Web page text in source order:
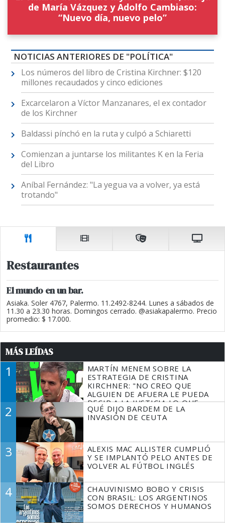
de María Vázquez y Adolfo Cambiaso:
“Nuevo día, nuevo pelo”
NOTICIAS ANTERIORES DE "POLÍTICA"
Los números del libro de Cristina Kirchner: $120
millones recaudados y cinco ediciones
Excarcelaron a Víctor Manzanares, el ex contador
de los Kirchner
Baldassi pínchó en la ruta y culpó a Schiaretti
Comienzan a juntarse los militantes K en la Feria
del Libro
Aníbal Fernández: "La yegua va a volver, ya está
trotando"
Restaurantes
El mundo en un bar.
Asiaka. Soler 4767, Palermo. 11.2492-8244. Lunes a sábados de
11.30 a 23.30 horas. Domingos cerrado. @asiakapalermo. Precio
promedio: $ 17.000.
MÁS LEÍDAS
1
MARTÍN MENEM SOBRE LA
ESTRATEGIA DE CRISTINA
KIRCHNER: "NO CREO QUE
ALGUIEN DE AFUERA LE PUEDA
DECIR A LA JUSTICIA LO QUE
TIENE QUE HACER"
2
QUÉ DIJO BARDEM DE LA
INVASIÓN DE CEUTA
3
ALEXIS MAC ALLISTER CUMPLIÓ
Y SE IMPLANTÓ PELO ANTES DE
VOLVER AL FÚTBOL INGLÉS
4
CHAUVINISMO BOBO Y CRISIS
CON BRASIL: LOS ARGENTINOS
SOMOS DERECHOS Y HUMANOS